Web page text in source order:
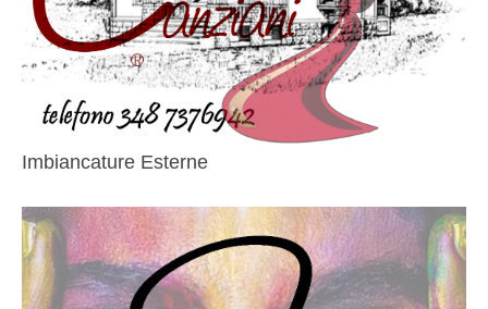
Imbiancature Esterne